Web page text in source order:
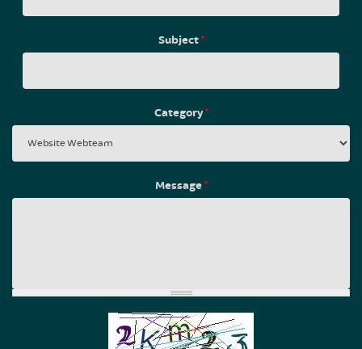
Subject*
Category*
Message*